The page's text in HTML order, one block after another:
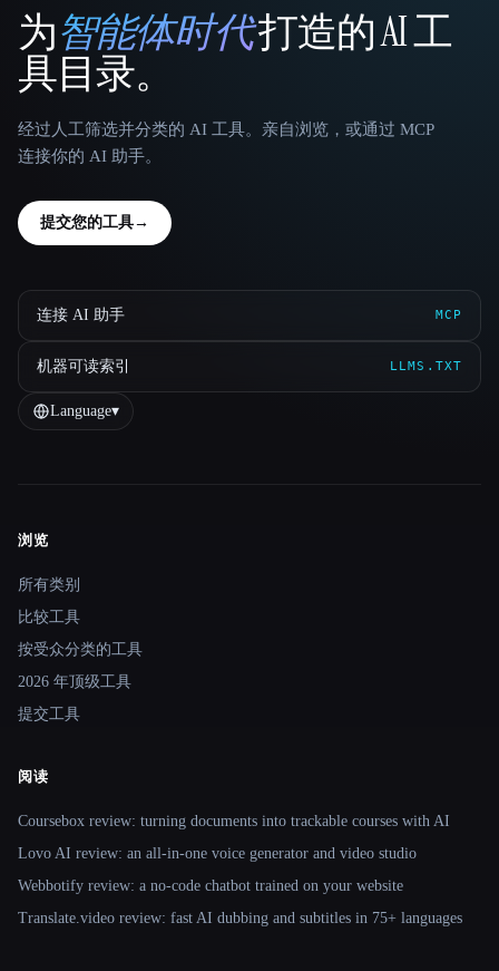
That AI Collection
为智能体时代打造的 AI 工
具目录。
经过人工筛选并分类的 AI 工具。亲自浏览，或通过 MCP
连接你的 AI 助手。
提交您的工具→
连接 AI 助手 MCP
机器可读索引 LLMS.TXT
Language▾
Site navigation
浏览
所有类别
比较工具
按受众分类的工具
2026 年顶级工具
提交工具
阅读
Coursebox review: turning documents into trackable courses with AI
Lovo AI review: an all-in-one voice generator and video studio
Webbotify review: a no-code chatbot trained on your website
Translate.video review: fast AI dubbing and subtitles in 75+ languages